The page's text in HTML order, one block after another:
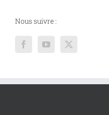
Nous suivre :